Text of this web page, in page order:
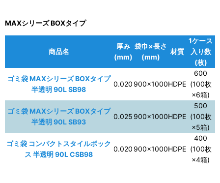
MAXシリーズ BOXタイプ
商品名
厚み
(mm)
袋巾×長さ
(mm)
材質
1ケース
入り数
(枚)
ゴミ袋 MAXシリーズ BOXタイプ
半透明 90L SB98
0.020 900×1000HDPE
600
(100枚
×6箱)
ゴミ袋 MAXシリーズ BOXタイプ
半透明 90L SB93
0.025 900×1000HDPE
500
(100枚
×5箱)
ゴミ袋 コンパクトスタイルボック
ス 半透明 90L CSB98
0.020 900×1000HDPE
400
(100枚
×4箱)